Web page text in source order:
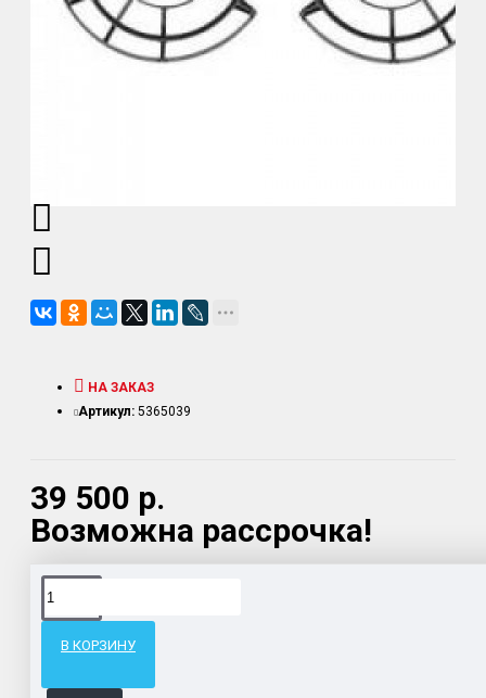
39 500 р.
Возможна рассрочка!
НА ЗАКАЗ
Артикул: 5365039
В КОРЗИНУ
Доставка товара по всему Таможенному союзу.